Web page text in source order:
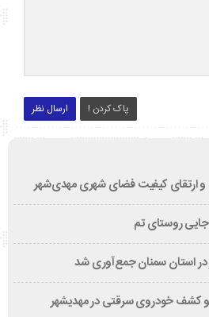
ارسال نظر پاک کردن !
ارتقای کیفیت فضای شهری مهدی‌شهر
روستای تم